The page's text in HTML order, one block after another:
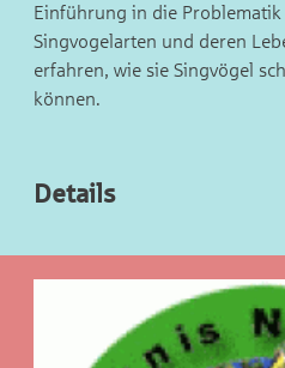
Einführung in die
Singvogelarten und deren
erfahren, wie sie Singvögel
können.
Details